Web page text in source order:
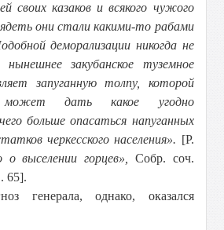
своих казаков и всякого чужого
они стали какими-то рабами
деморализации никогда не
закубанское туземное
запуганную толпу, которой
может дать какое угодно
больше опасаться напуганных
черкесского населения». [Р.
о выселении горцев», Собр. соч.
65].
генерала, однако, оказался